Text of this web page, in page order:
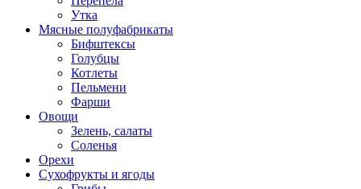
Утка
Мясные полуфабрикаты
Бифштексы
Голубцы
Котлеты
Пельмени
Фарши
Овощи
Зелень, салаты
Соленья
Орехи
Сухофрукты и ягоды